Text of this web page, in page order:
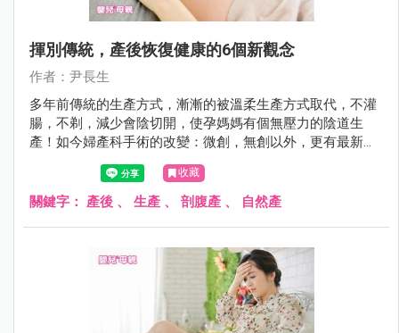
揮別傳統，產後恢復健康的6個新觀念
作者：尹長生
多年前傳統的生產方式，漸漸的被溫柔生產方式取代，不灌
腸，不剃，減少會陰切開，使孕媽媽有個無壓力的陰道生
產！如今婦產科手術的改變：微創，無創以外，更有最新的
術後快速恢復健康的方法
收藏
關鍵字： 產後 、 生產 、 剖腹產 、 自然產